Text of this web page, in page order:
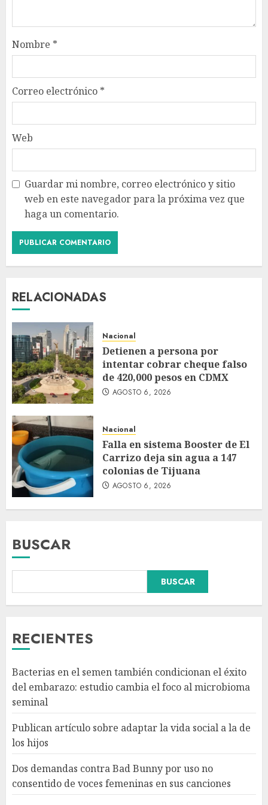
Nombre *
Correo electrónico *
Web
Guardar mi nombre, correo electrónico y sitio
web en este navegador para la próxima vez que
haga un comentario.
RELACIONADAS
Nacional
Detienen a persona por
intentar cobrar cheque falso
de 420,000 pesos en CDMX
AGOSTO 6, 2026
Nacional
Falla en sistema Booster de El
Carrizo deja sin agua a 147
colonias de Tijuana
AGOSTO 6, 2026
BUSCAR
BUSCAR
RECIENTES
Bacterias en el semen también condicionan el éxito
del embarazo: estudio cambia el foco al microbioma
seminal
Publican artículo sobre adaptar la vida social a la de
los hijos
Dos demandas contra Bad Bunny por uso no
consentido de voces femeninas en sus canciones
3
Dos demandas contra Bad
4
¿Sería posible saber si un
ingenio artificial tiene
AGOSTO 6, 2026
Sheinbaum confirma que el
papa León XIV no visitará
México en su gira por América